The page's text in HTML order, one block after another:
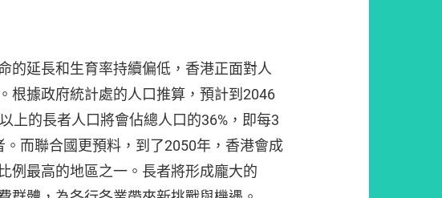
的延長和生育率持續偏低，香港正面對人
根據政府統計處的人口推算，預計到2046
上的長者人口將會佔總人口的36%，即每3
。而聯合國更預料，到了2050年，香港會成
例最高的地區之一。長者將形成龐大的